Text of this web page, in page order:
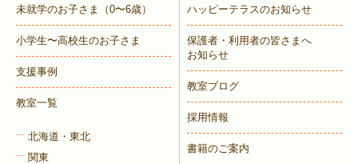
未就学のお子さま （0〜6歳）
小学生〜高校生のお子さま
支援事例
教室一覧
北海道・東北
関東
ハッピーテラスのお知らせ
保護者・利用者の皆さまへ
お知らせ
教室ブログ
採用情報
書籍のご案内